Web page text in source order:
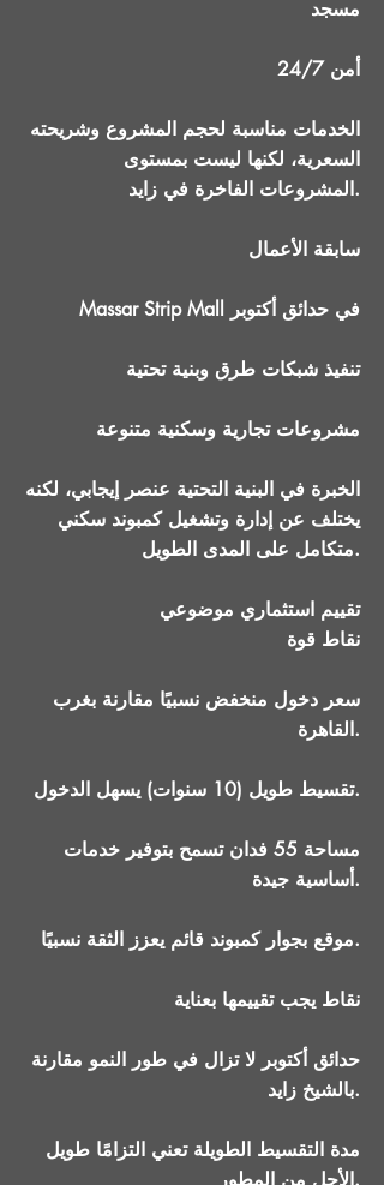
مسجد
أمن 24/7
الخدمات مناسبة لحجم المشروع وشريحته
السعرية، لكنها ليست بمستوى
المشروعات الفاخرة في زايد.
سابقة الأعمال
Massar Strip Mall في حدائق أكتوبر
تنفيذ شبكات طرق وبنية تحتية
مشروعات تجارية وسكنية متنوعة
الخبرة في البنية التحتية عنصر إيجابي، لكنه
يختلف عن إدارة وتشغيل كمبوند سكني
متكامل على المدى الطويل.
تقييم استثماري موضوعي
نقاط قوة
سعر دخول منخفض نسبيًا مقارنة بغرب
القاهرة.
تقسيط طويل (10 سنوات) يسهل الدخول.
مساحة 55 فدان تسمح بتوفير خدمات
أساسية جيدة.
موقع بجوار كمبوند قائم يعزز الثقة نسبيًا.
نقاط يجب تقييمها بعناية
حدائق أكتوبر لا تزال في طور النمو مقارنة
بالشيخ زايد.
مدة التقسيط الطويلة تعني التزامًا طويل
الأجل من المطور.